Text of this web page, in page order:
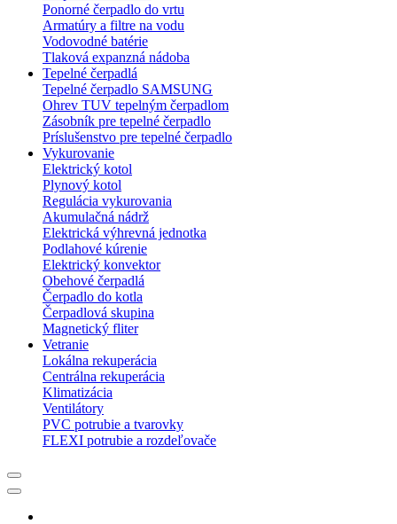
Ponorné čerpadlo do vrtu
Armatúry a filtre na vodu
Vodovodné batérie
Tlaková expanzná nádoba
Tepelné čerpadlá
Tepelné čerpadlo SAMSUNG
Ohrev TUV tepelným čerpadlom
Zásobník pre tepelné čerpadlo
Príslušenstvo pre tepelné čerpadlo
Vykurovanie
Elektrický kotol
Plynový kotol
Regulácia vykurovania
Akumulačná nádrž
Elektrická výhrevná jednotka
Podlahové kúrenie
Elektrický konvektor
Obehové čerpadlá
Čerpadlo do kotla
Čerpadlová skupina
Magnetický fliter
Vetranie
Lokálna rekuperácia
Centrálna rekuperácia
Klimatizácia
Ventilátory
PVC potrubie a tvarovky
FLEXI potrubie a rozdeľovače